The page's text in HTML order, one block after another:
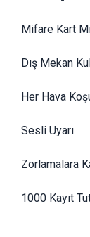
Mifare Kart
Dış Mekan
Her Hava
Sesli Uyarı
Zorlamalara
1000 Kayıt